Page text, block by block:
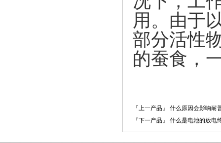
用。由于
部分活性
的蚕食，
『上一产品』 什么原因会影响耐
『下一产品』 什么是电池的放电